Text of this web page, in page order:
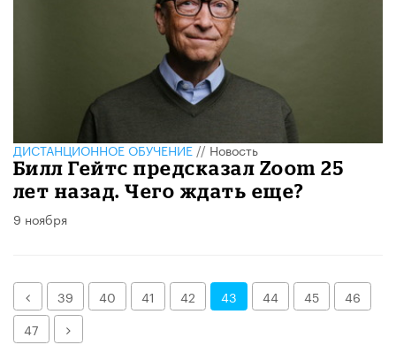
ДИСТАНЦИОННОЕ ОБУЧЕНИЕ//Новость
Билл Гейтс предсказал Zoom 25
лет назад. Чего ждать еще?
9 ноября
Назад39 40 41 42 43 44 45
46
47
Далее